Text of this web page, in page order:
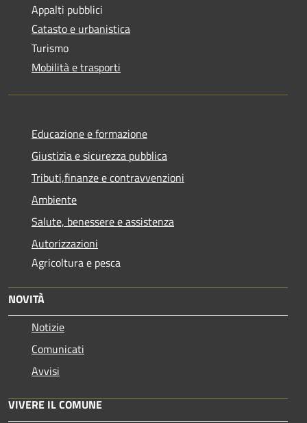
Appalti pubblici
Catasto e urbanistica
Turismo
Mobilità e trasporti
Educazione e formazione
Giustizia e sicurezza pubblica
Tributi,finanze e contravvenzioni
Ambiente
Salute, benessere e assistenza
Autorizzazioni
Agricoltura e pesca
NOVITÀ
Notizie
Comunicati
Avvisi
VIVERE IL COMUNE